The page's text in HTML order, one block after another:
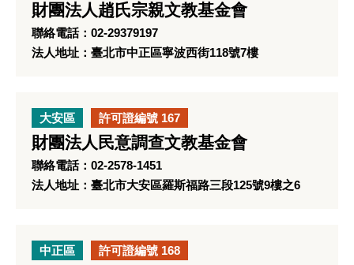
財團法人趙氏宗親文教基金會
聯絡電話：02-29379197
法人地址：臺北市中正區寧波西街118號7樓
大安區 許可證編號 167
財團法人民意調查文教基金會
聯絡電話：02-2578-1451
法人地址：臺北市大安區羅斯福路三段125號9樓之6
中正區 許可證編號 168